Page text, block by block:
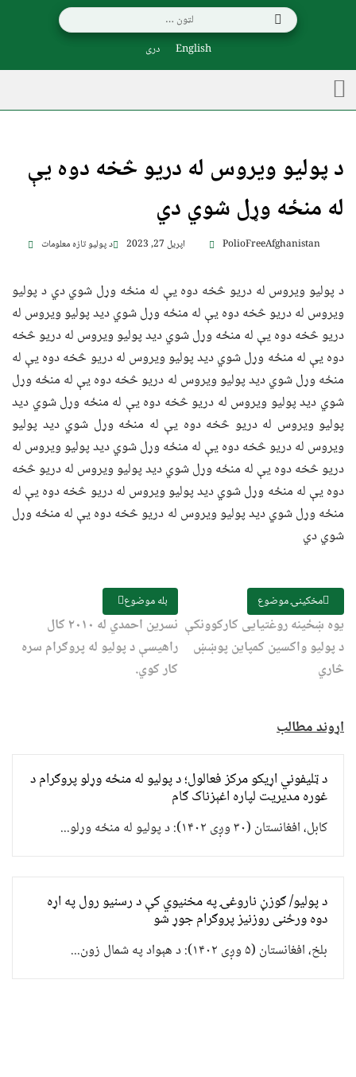
English دری
د پولیو ویروس له دریو څخه دوه یې
له منځه وړل شوي دي
PolioFreeAfghanistan اپریل 27, 2023 د پولیو تازه معلومات
د پولیو ویروس له دریو څخه دوه یې له منځه وړل شوي دي د پولیو
ویروس له دریو څخه دوه یې له منځه وړل شوي ديد پولیو ویروس له
دریو څخه دوه یې له منځه وړل شوي ديد پولیو ویروس له دریو څخه
دوه یې له منځه وړل شوي ديد پولیو ویروس له دریو څخه دوه یې له
منځه وړل شوي ديد پولیو ویروس له دریو څخه دوه یې له منځه وړل
شوي ديد پولیو ویروس له دریو څخه دوه یې له منځه وړل شوي ديد
پولیو ویروس له دریو څخه دوه یې له منځه وړل شوي ديد پولیو
ویروس له دریو څخه دوه یې له منځه وړل شوي ديد پولیو ویروس له
دریو څخه دوه یې له منځه وړل شوي ديد پولیو ویروس له دریو څخه
دوه یې له منځه وړل شوي ديد پولیو ویروس له دریو څخه دوه یې له
منځه وړل شوي ديد پولیو ویروس له دریو څخه دوه یې له منځه وړل
شوي دي
مخکینۍ موضوع
یوه ښځینه روغتیایی کارکوونکې
د پولیو واکسین کمپاین پوښښ
څاري
بله موضوع
نسرین احمدي له ۲۰۱۰ کال
راهیسې د پولیو له پروګرام سره
کار کوي.
اړوند مطالب
د ټلیفوني اړیکو مرکز فعالول؛ د پولیو له منځه وړلو پروګرام د
غوره مدیریت لپاره اغېزناک ګام
کابل، افغانستان (۳۰ وږی ۱۴۰۲): د پولیو له منځه وړلو...
د پولیو/ ګوزڼ ناروغۍ په مخنیوي کې د رسنیو رول په اړه
دوه ورځنی روزنیز پروګرام جوړ شو
بلخ، افغانستان (۵ وږی ۱۴۰۲): د هېواد په شمال زون...